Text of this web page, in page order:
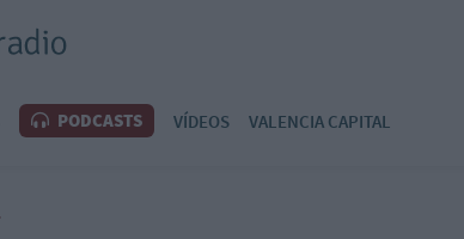
PODCASTS VÍDEOS VALENCIA CAPITAL